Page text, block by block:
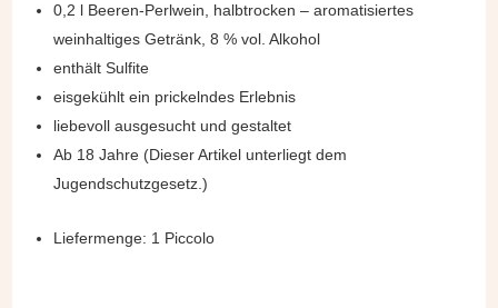
0,2 l Beeren-Perlwein, halbtrocken – aromatisiertes
weinhaltiges Getränk, 8 % vol. Alkohol
enthält Sulfite
eisgekühlt ein prickelndes Erlebnis
liebevoll ausgesucht und gestaltet
Ab 18 Jahre (Dieser Artikel unterliegt dem
Jugendschutzgesetz.)
Liefermenge: 1 Piccolo